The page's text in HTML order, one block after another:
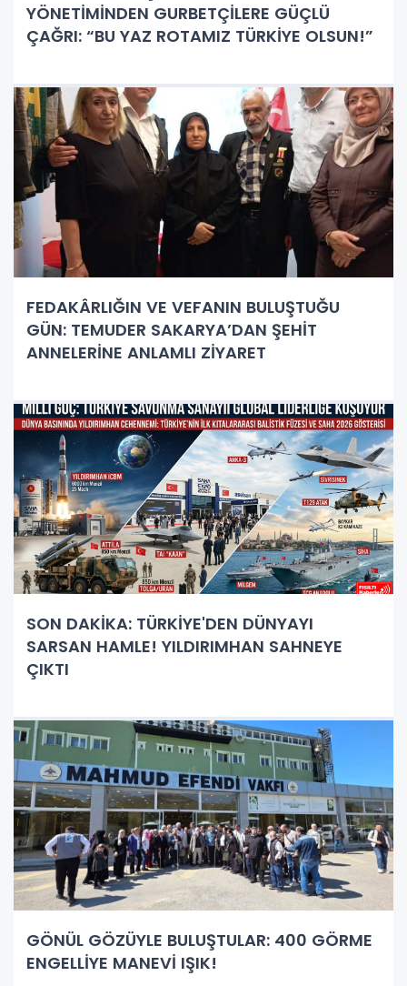
YÖNETİMİNDEN GURBETÇİLERE GÜÇLÜ
ÇAĞRI: “BU YAZ ROTAMIZ TÜRKİYE OLSUN!”
FEDAKÂRLIĞIN VE VEFANIN BULUŞTUĞU
GÜN: TEMUDER SAKARYA’DAN ŞEHİT
ANNELERİNE ANLAMLI ZİYARET
SON DAKİKA: TÜRKİYE'DEN DÜNYAYI
SARSAN HAMLE! YILDIRIMHAN SAHNEYE
ÇIKTI
GÖNÜL GÖZÜYLE BULUŞTULAR: 400 GÖRME
ENGELLİYE MANEVİ IŞIK!